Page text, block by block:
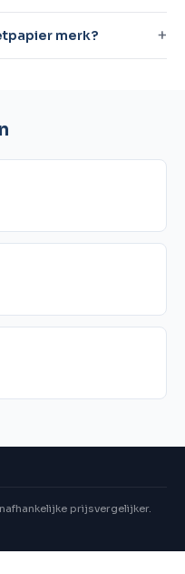
merk?
prijsvergelijker.